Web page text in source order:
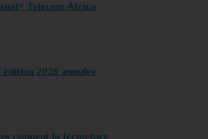
Telecom Africa
édition 2026 annulée
risquent la fermeture